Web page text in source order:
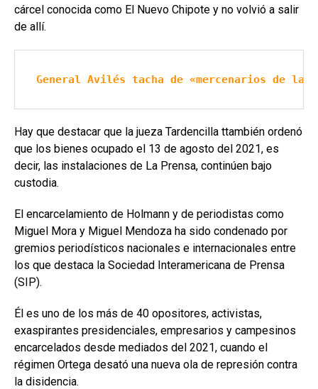
cárcel conocida como El Nuevo Chipote y no volvió a salir
de allí.
General Avilés tacha de «mercenarios de la
Hay que destacar que la jueza Tardencilla ttambién ordenó
que los bienes ocupado el 13 de agosto del 2021, es
decir, las instalaciones de La Prensa, continúen bajo
custodia.
El encarcelamiento de Holmann y de periodistas como
Miguel Mora y Miguel Mendoza ha sido condenado por
gremios periodísticos nacionales e internacionales entre
los que destaca la Sociedad Interamericana de Prensa
(SIP).
Él es uno de los más de 40 opositores, activistas,
exaspirantes presidenciales, empresarios y campesinos
encarcelados desde mediados del 2021, cuando el
régimen Ortega desató una nueva ola de represión contra
la disidencia.